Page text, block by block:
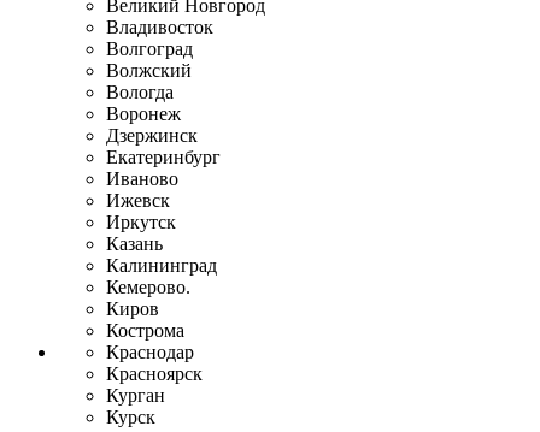
Великий Новгород
Владивосток
Волгоград
Волжский
Вологда
Воронеж
Дзержинск
Екатеринбург
Иваново
Ижевск
Иркутск
Казань
Калининград
Кемерово.
Киров
Кострома
Краснодар
Красноярск
Курган
Курск